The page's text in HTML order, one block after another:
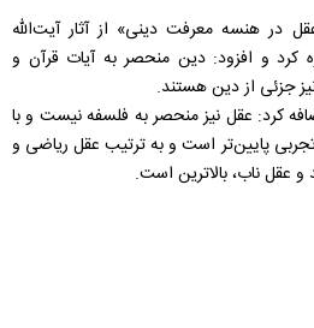
در هنسه معرفت دینی» از آثار آیت‌الله
کرد و افزود: دین منحصر به آیات قرآن و
جزئی از دین هستند.
کرد: عقل نیز منحصر به فلسفه نیست و با
پایین‌تر است و به ترتیب عقل ریاضی و
و عقل ناب، بالاترین است.